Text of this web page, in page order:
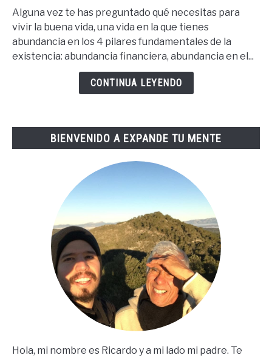
67
Pasos
Para
Steps
Alguna vez te has preguntado qué necesitas para
vivir la buena vida, una vida en la que tienes
abundancia en los 4 pilares fundamentales de la
existencia: abundancia financiera, abundancia en el...
CONTINUA LEYENDO
BIENVENIDO A EXPANDE TU MENTE
Hola, mi nombre es Ricardo y a mi lado mi padre. Te